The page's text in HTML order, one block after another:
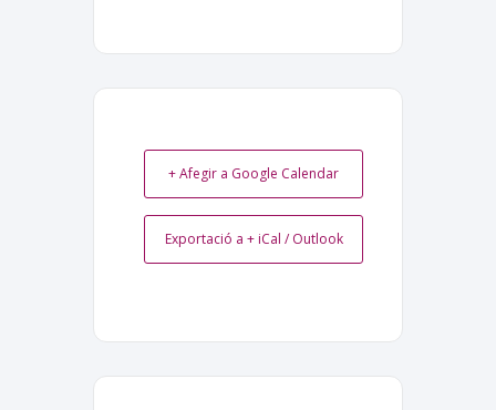
+ Afegir a Google Calendar
Exportació a + iCal / Outlook